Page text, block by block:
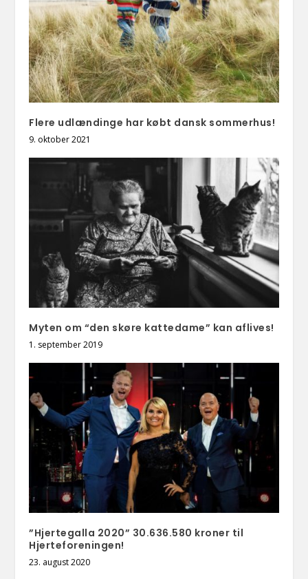
Flere udlændinge har købt dansk sommerhus!
9. oktober 2021
Myten om “den skøre kattedame” kan aflives!
1. september 2019
”Hjertegalla 2020” 30.636.580 kroner til
Hjerteforeningen!
23. august 2020